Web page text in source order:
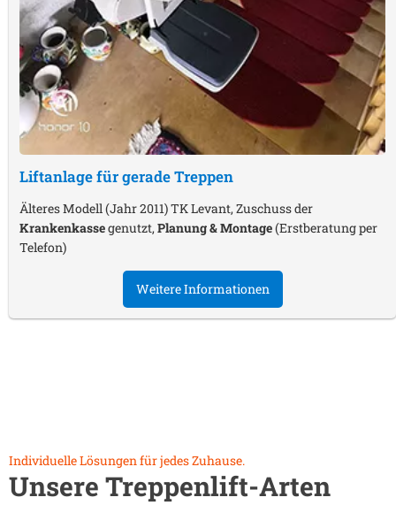
Liftanlage für gerade Treppen
Älteres Modell (Jahr 2011) TK Levant, Zuschuss der
Krankenkassegenutzt,Planung & Montage(Erstberatung per
Telefon)
Weitere Informationen
Individuelle Lösungen für jedes Zuhause.
Unsere Treppenlift-Arten